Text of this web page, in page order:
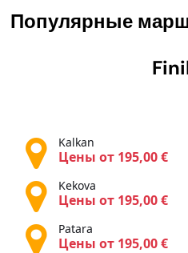
Популярные
Kalkan
Цены от 195,00 €
Kekova
Цены от 195,00 €
Patara
Цены от 195,00 €